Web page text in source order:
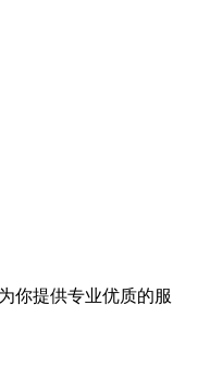
你提供专业优质的服